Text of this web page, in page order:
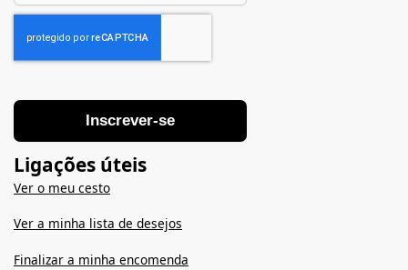
Inscrever-se
Ligações úteis
Ver o meu cesto
Ver a minha lista de desejos
Finalizar a minha encomenda